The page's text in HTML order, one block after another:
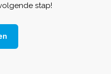
stap!